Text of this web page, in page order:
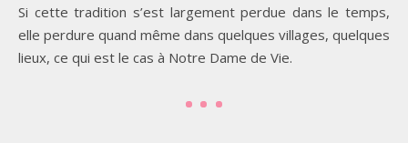
Si cette tradition s’est largement perdue dans le temps,
elle perdure quand même dans quelques villages, quelques
lieux, ce qui est le cas à Notre Dame de Vie.